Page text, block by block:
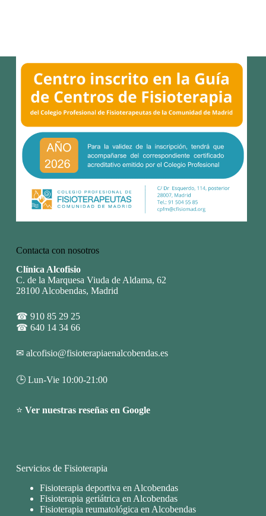
Contacta con nosotros
Clínica Alcofisio
C. de la Marquesa Viuda de Aldama, 62
28100 Alcobendas, Madrid
☎ 910 85 29 25
☎ 640 14 34 66
✉ alcofisio@fisioterapiaenalcobendas.es
🕒 Lun-Vie 10:00-21:00
⭐ Ver nuestras reseñas en Google
Servicios de Fisioterapia
Fisioterapia deportiva en Alcobendas
Fisioterapia geriátrica en Alcobendas
Fisioterapia reumatológica en Alcobendas